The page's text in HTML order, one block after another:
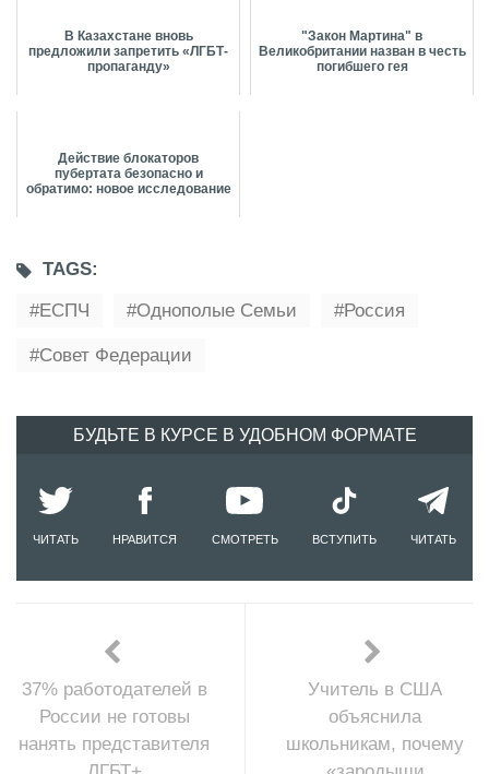
В Казахстане вновь
предложили запретить «ЛГБТ-
пропаганду»
"Закон Мартина" в
Великобритании назван в честь
погибшего гея
Действие блокаторов
пубертата безопасно и
обратимо: новое исследование
TAGS:
ЕСПЧ
Однополые Семьи Россия
Совет Федерации
БУДЬТЕ В КУРСЕ В УДОБНОМ ФОРМАТЕ
ЧИТАТЬ НРАВИТСЯ СМОТРЕТЬ ВСТУПИТЬ ЧИТАТЬ
37% работодателей в
России не готовы
нанять представителя
Учитель в США
объяснила
школьникам, почему